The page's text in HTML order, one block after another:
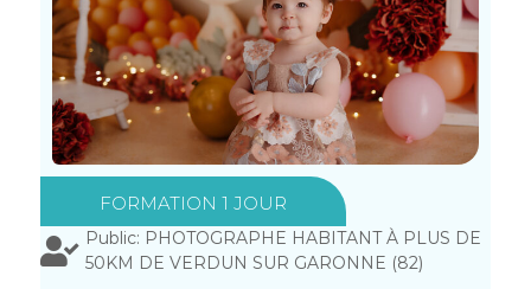
FORMATION 1 JOUR
Public: PHOTOGRAPHE HABITANT À PLUS DE
50KM DE VERDUN SUR GARONNE (82)